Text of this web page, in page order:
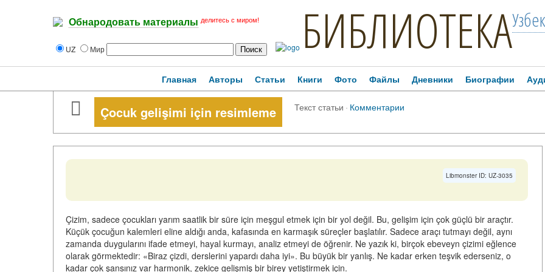
Обнародовать материалы делитесь с миром!
UZ Мир БИБЛИОТЕКА
Главная Авторы Статьи Книги Фото Файлы Дневники Биографии
Çocuk gelişimi için resimleme Текст статьи · Комментарии
Libmonster ID: UZ-3035
Çizim, sadece çocukları yarım saatlik bir süre için meşgul etmek için bir yol değil. Bu, gelişim için çok güçlü bir araçtır.
Küçük çocuğun kalemleri eline aldığı anda, kafasında en karmaşık süreçler başlatılır. Sadece araçı tutmayı değil, aynı
zamanda duygularını ifade etmeyi, hayal kurmayı, analiz etmeyi de öğrenir. Ne yazık ki, birçok ebeveyn çizimi eğlence
olarak görmektedir: «Biraz çizdi, derslerini yapardı daha iyi». Bu büyük bir yanlış. Ne kadar erken teşvik ederseniz, o
kadar çok şansınız var harmonik, zekice gelişmiş bir birey yetiştirmek için.